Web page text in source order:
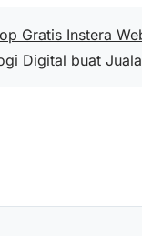
Gratis Instera
Digital buat